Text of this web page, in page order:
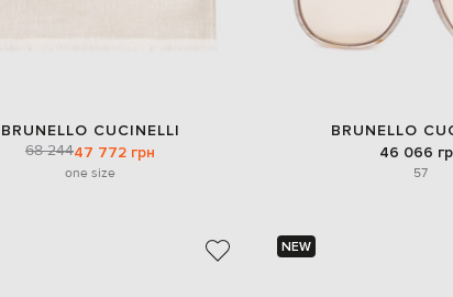
BRUNELLO CUCINELLI
68 24447 772 грн
one size
BRUNELLO
46 066
57
NEW